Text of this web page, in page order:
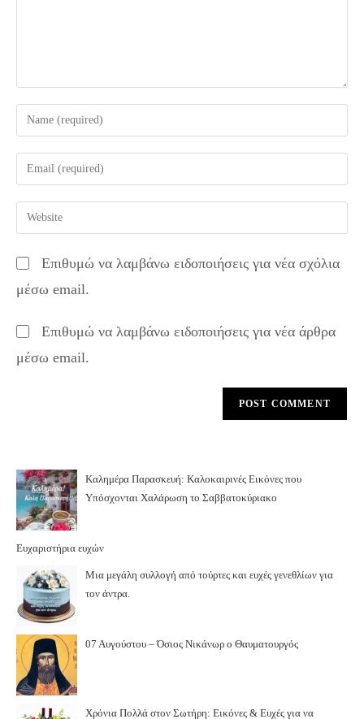
Enter
your
name
comment
Enter
your
email
address
comment
Enter
your
URL
(optional)
Επιθυμώ να λαμβάνω ειδοποιήσεις για νέα σχόλια
μέσω email.
Επιθυμώ να λαμβάνω ειδοποιήσεις για νέα άρθρα
μέσω email.
Καλημέρα Παρασκευή: Καλοκαιρινές Εικόνες που
Υπόσχονται Χαλάρωση το Σαββατοκύριακο
Ευχαριστήρια ευχών
Μια μεγάλη συλλογή από τούρτες και ευχές γενεθλίων για
τον άντρα.
07 Αυγούστου – Όσιος Νικάνωρ ο Θαυματουργός
Χρόνια Πολλά στον Σωτήρη: Εικόνες & Ευχές για να